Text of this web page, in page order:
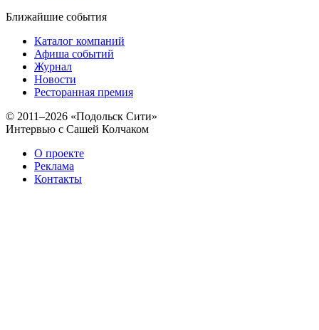
Ближайшие события
Каталог компаний
Афиша событий
Журнал
Новости
Ресторанная премия
© 2011–2026 «Подольск Сити»
Интервью с Сашей Колчаком
О проекте
Реклама
Контакты